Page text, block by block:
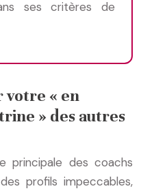
ses critères de
votre « en
» des autres
principale des coachs
profils impeccables,